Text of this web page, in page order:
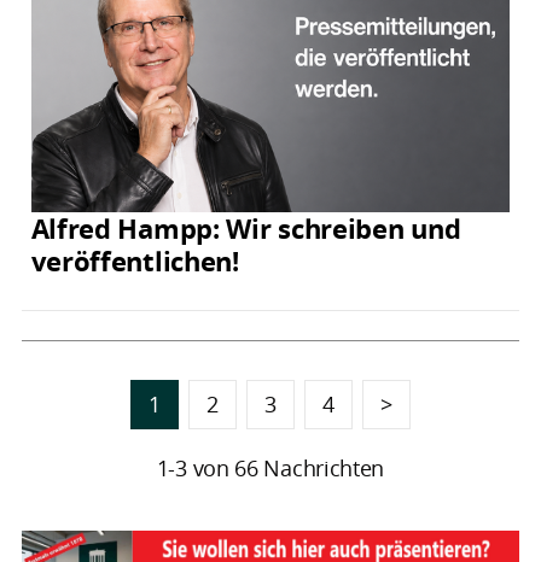
Alfred Hampp: Wir schreiben und
veröffentlichen!
1 2 3 4 >
1-3 von 66 Nachrichten